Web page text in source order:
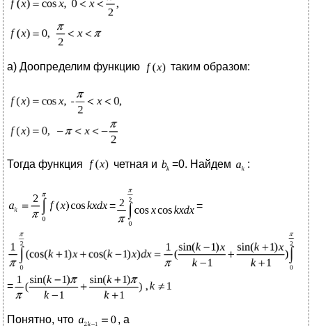
а) Доопределим функцию таким образом:
Тогда функция четная и =0. Найдем :
= =
=
Понятно, что , а